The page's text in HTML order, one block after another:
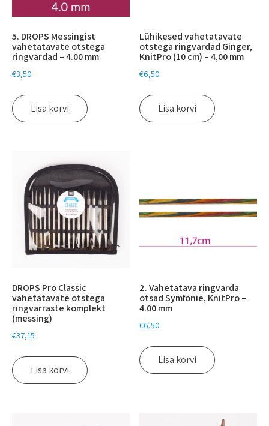
5. DROPS Messingist
vahetatavate otstega
ringvardad – 4.00 mm
€3,50
Lisa korvi
Lühikesed vahetatavate
otstega ringvardad Ginger,
KnitPro (10 cm) – 4,00 mm
€6,50
Lisa korvi
DROPS Pro Classic
vahetatavate otstega
ringvarraste komplekt
(messing)
€37,15
Lisa korvi
2. Vahetatava ringvarda
otsad Symfonie, KnitPro –
4.00 mm
€6,50
Lisa korvi